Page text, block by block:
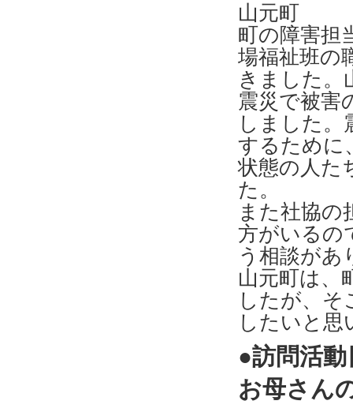
山元町
町の障害担
場福祉班の
きました。
震災で被害
しました。
するために
状態の人た
た。
また社協の
方がいるの
う相談があ
山元町は、
したが、そ
したいと思
●訪問活
お母さん